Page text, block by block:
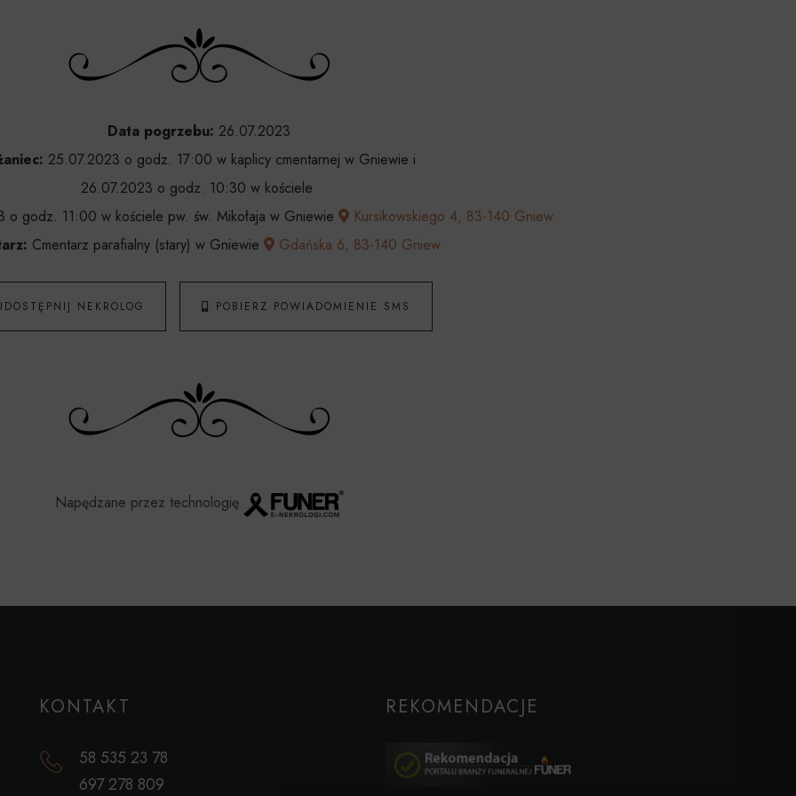
Data pogrzebu: 26.07.2023
25.07.2023 o godz. 17:00 w kaplicy cmentarnej w Gniewie i
26.07.2023 o godz. 10:30 w kościele
godz. 11:00 w kościele pw. św. Mikołaja w Gniewie
Kursikowskiego 4, 83-140 Gniew
Cmentarz parafialny (stary) w Gniewie Gdańska 6, 83-140 Gniew
NEKROLOG POBIERZ POWIADOMIENIE SMS
Napędzane przez technologię
KONTAKT
58 535 23 78
697 278 809
REKOMENDACJE